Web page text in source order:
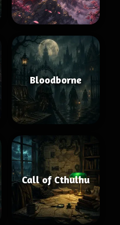
Bloodborne
Call of Cthulhu